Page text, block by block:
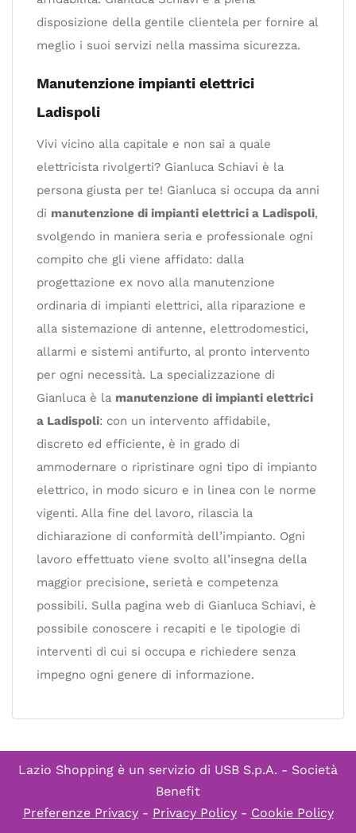
disposizione della gentile clientela per fornire al
meglio i suoi servizi nella massima sicurezza.
Manutenzione impianti elettrici
Ladispoli
Vivi vicino alla capitale e non sai a quale
elettricista rivolgerti? Gianluca Schiavi è la
persona giusta per te! Gianluca si occupa da anni
di manutenzione di impianti elettrici a Ladispoli,
svolgendo in maniera seria e professionale ogni
compito che gli viene affidato: dalla
progettazione ex novo alla manutenzione
ordinaria di impianti elettrici, alla riparazione e
alla sistemazione di antenne, elettrodomestici,
allarmi e sistemi antifurto, al pronto intervento
per ogni necessità. La specializzazione di
Gianluca è la manutenzione di impianti elettrici
a Ladispoli: con un intervento affidabile,
discreto ed efficiente, è in grado di
ammodernare o ripristinare ogni tipo di impianto
elettrico, in modo sicuro e in linea con le norme
vigenti. Alla fine del lavoro, rilascia la
dichiarazione di conformità dell’impianto. Ogni
lavoro effettuato viene svolto all’insegna della
maggior precisione, serietà e competenza
possibili. Sulla pagina web di Gianluca Schiavi, è
possibile conoscere i recapiti e le tipologie di
interventi di cui si occupa e richiedere senza
impegno ogni genere di informazione.
Lazio Shopping è un servizio di USB S.p.A. - Società
Benefit
Preferenze Privacy- Privacy Policy- Cookie Policy